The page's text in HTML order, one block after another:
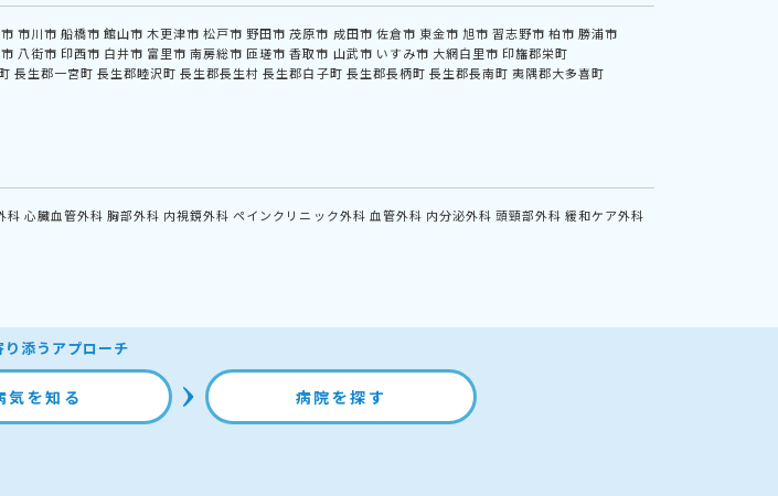
市川市 船橋市 館山市 木更津市 松戸市 野田市 茂原市 成田市 佐倉市 東金市 旭市 習志野市 柏市 勝浦市
八街市 印西市 白井市 富里市 南房総市 匝瑳市 香取市 山武市 いすみ市 大網白里市 印旛郡栄町
長生郡一宮町 長生郡睦沢町 長生郡長生村 長生郡白子町 長生郡長柄町 長生郡長南町 夷隅郡大多喜町
科 心臓血管外科 胸部外科 内視鏡外科 ペインクリニック外科 血管外科 内分泌外科 頭頸部外科 緩和ケア外科
り添うアプローチ
気を知る 病院を探す